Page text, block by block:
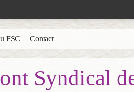
Syndical
FSC Contact